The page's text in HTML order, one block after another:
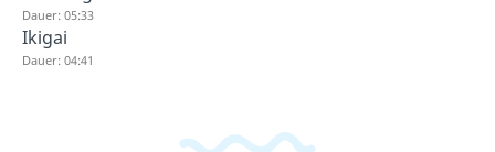
Dauer: 05:33
Ikigai
Dauer: 04:41